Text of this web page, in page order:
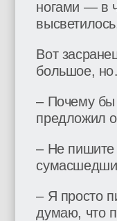
ногами — в
Вот
большое,
– Почему бы
предложил
– Не пишите
– Я просто
думаю, что